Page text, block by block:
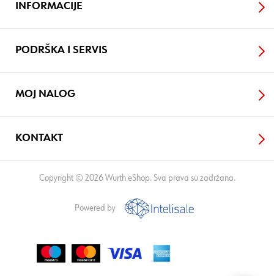
INFORMACIJE
PODRŠKA I SERVIS
MOJ NALOG
KONTAKT
Copyright © 2026 Wurth eShop. Sva prava su zadržana.
Powered by